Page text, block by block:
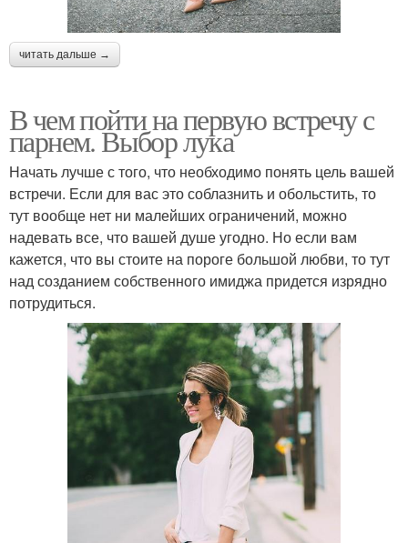
читать дальше →
В чем пойти на первую встречу с
парнем. Выбор лука
Начать лучше с того, что необходимо понять цель вашей
встречи. Если для вас это соблазнить и обольстить, то
тут вообще нет ни малейших ограничений, можно
надевать все, что вашей душе угодно. Но если вам
кажется, что вы стоите на пороге большой любви, то тут
над созданием собственного имиджа придется изрядно
потрудиться.